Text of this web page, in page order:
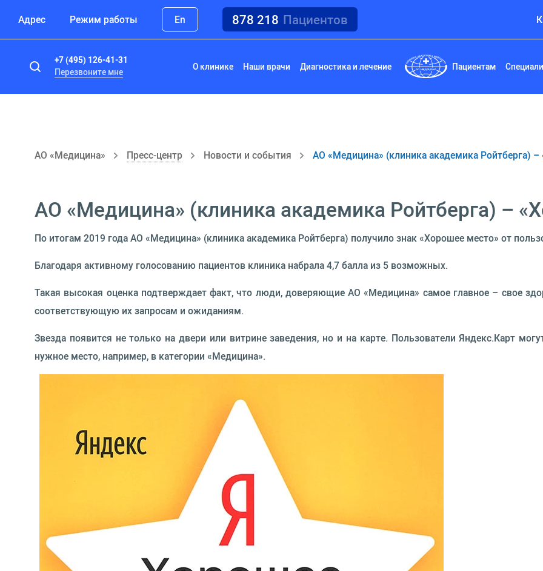
Адрес Режим работы En 878 218 Пациентов
+7 (495) 126-41-31
Перезвоните мне
О клинике Наши врачи Диагностика и лечение Пациентам
АО «Медицина» Пресс-центр Новости и события АО «Медицина» (клиника академика Ройтберга)
АО «Медицина» (клиника академика Ройтберга) –
По итогам 2019 года АО «Медицина» (клиника академика Ройтберга) получило знак «Хорошее место» от
Благодаря активному голосованию пациентов клиника набрала 4,7 балла из 5 возможных.
Такая высокая оценка подтверждает факт, что люди, доверяющие АО «Медицина» самое главное – свое
соответствующую их запросам и ожиданиям.
Звезда появится не только на двери или витрине заведения, но и на карте. Пользователи Яндекс.Карт
нужное место, например, в категории «Медицина».